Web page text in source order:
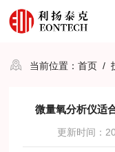
当前位置：首页 /
微量氧分析仪适
更新时间：